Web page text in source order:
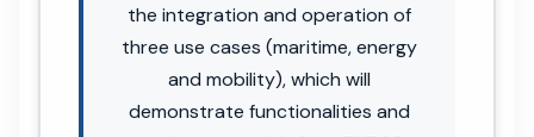
the integration and operation of
three use cases (maritime, energy
and mobility), which will
demonstrate functionalities and